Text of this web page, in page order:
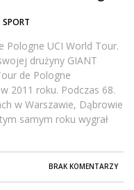
SPORT
Pologne UCI World Tour.
drużyny GIANT
de Pologne
2011 roku. Podczas 68.
w Warszawie, Dąbrowie
samym roku wygrał
BRAK KOMENTARZY